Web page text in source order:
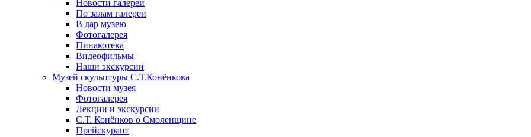
Новости галереи
По залам галереи
В дар музею
Фотогалерея
Пинакотека
Видеофильмы
Наши экскурсии
Музей скульптуры С.Т.Конёнкова
Новости музея
Фотогалерея
Лекции и экскурсии
С.Т. Конёнков о Смоленщине
Прейскурант